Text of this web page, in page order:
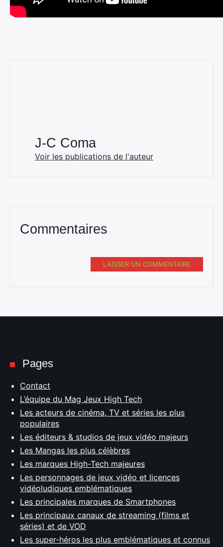
J-C Coma
Voir les publications de l'auteur
Commentaires
LAISSER UN COMMENTAIRE
Pages
Contact
L’équipe du Mag Jeux High Tech
Les acteurs de cinéma, TV et séries les plus
populaires
Les éditeurs & studios de jeux vidéo majeurs
Les Mangas les plus célèbres
Les marques High-Tech majeures
Les personnages de jeux vidéo et licences
vidéoludiques emblématiques
Les principales marques de Smartphones
Les principaux canaux de streaming (films et
séries) et de VOD
Les super-héros les plus emblématiques et connus